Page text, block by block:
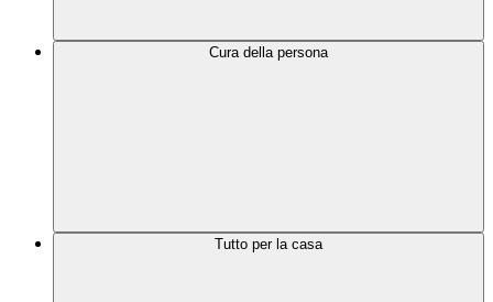
Cura della persona
Tutto per la casa